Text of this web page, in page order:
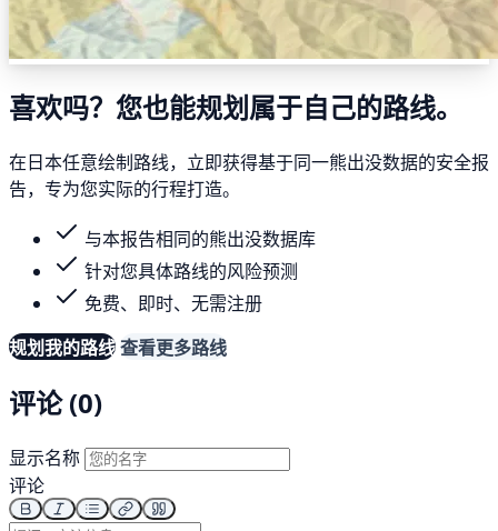
喜欢吗？您也能规划属于自己的路线。
在日本任意绘制路线，立即获得基于同一熊出没数据的安全报
告，专为您实际的行程打造。
与本报告相同的熊出没数据库
针对您具体路线的风险预测
免费、即时、无需注册
规划我的路线查看更多路线
评论 (0)
显示名称
评论